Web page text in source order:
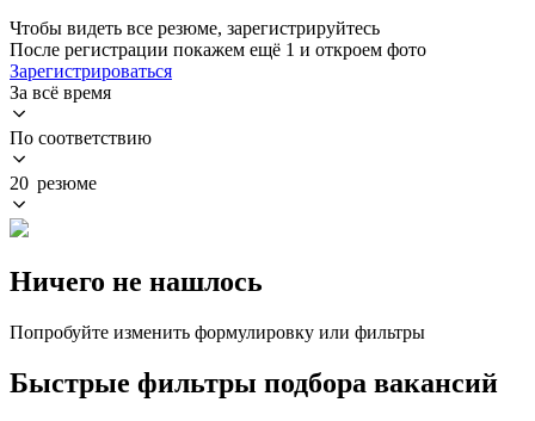
Чтобы видеть все резюме, зарегистрируйтесь
После регистрации покажем ещё 1 и откроем фото
Зарегистрироваться
За всё время
По соответствию
20 резюме
Ничего не нашлось
Попробуйте изменить формулировку или фильтры
Быстрые фильтры подбора вакансий